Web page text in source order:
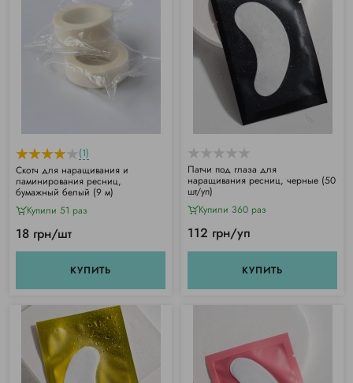
(1)
Скотч для наращивания и
ламинирования ресниц,
бумажный белый (9 м)
Купили 51 раз
18 грн/шт
КУПИТЬ
Патчи под глаза для
наращивания ресниц, черные (50
шт/уп)
Купили 360 раз
112 грн/уп
КУПИТЬ